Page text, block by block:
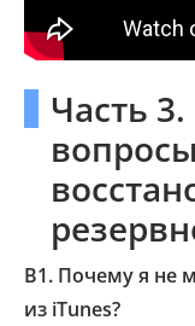
Часть
В1. Почему я не
из iTunes?